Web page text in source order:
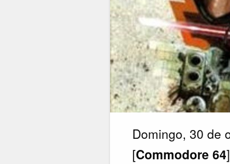
Domingo, 30 de
[Commodore 64